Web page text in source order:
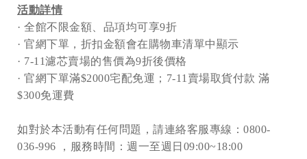
活動詳情
· 全館不限金額、品項均可享9折
· 官網下單，折扣金額會在購物車清單中顯示
· 7-11濾芯賣場的售價為9折後價格
· 官網下單滿$2000宅配免運；7-11賣場取貨付款 滿
$300免運費
如對於本活動有任何問題，請連絡客服專線：0800-
036-996 ，服務時間：週一至週日09:00~18:00